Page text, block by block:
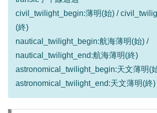
civil_twilight_begin:薄明(始) /
(終)
nautical_twilight_begin:航海薄明(始) /
nautical_twilight_end:航海薄明(終)
astronomical_twilight_begin:天文薄明(
astronomical_twilight_end:天文薄明(終)